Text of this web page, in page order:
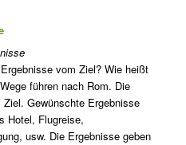
vom Ziel? Wie heißt
führen nach Rom. Die
Gewünschte Ergebnisse
Hotel, Flugreise,
usw. Die Ergebnisse geben